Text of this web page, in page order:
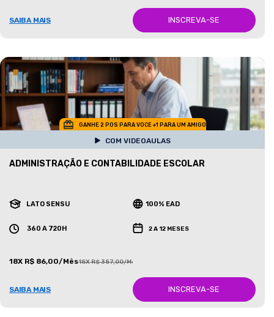
SAIBA MAIS INSCREVA-SE
GANHE 2 POS PARA VOCE +1 PARA UM AMIGO
COM VIDEOAULAS
ADMINISTRAÇÃO E CONTABILIDADE ESCOLAR
LATO SENSU 100% EAD
360 A 720H 2 A 12 MESES
18X R$ 86,00/Mês18X R$ 387,00/Mês
SAIBA MAIS INSCREVA-SE